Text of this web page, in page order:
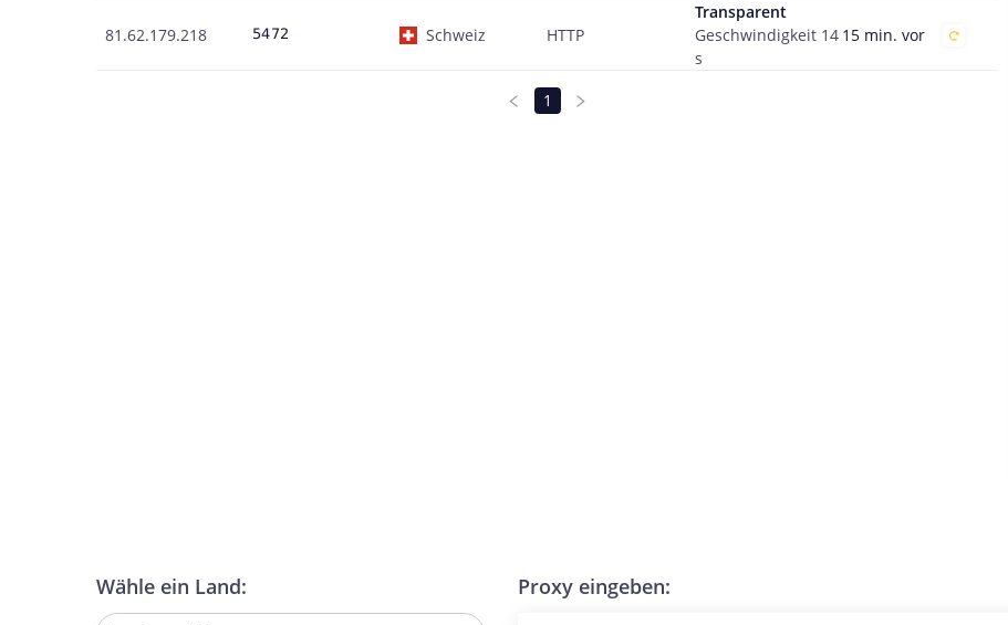
81.62.179.218 Schweiz HTTP
Transparent
Geschwindigkeit 14
s
15 min. vor
1
Wähle ein Land: Proxy eingeben: